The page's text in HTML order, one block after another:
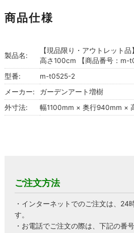
商品仕様
製品名:
【現品限り・アウトレット
高さ100cm 【商品番号：m-
型番:
m-t0525-2
メーカー:
ガーデンアート増樹
外寸法:
幅1100mm × 奥行940mm ×
ご注文方法
・インターネットでのご注文は、24
す。
・お電話でご注文の際は、下記の番